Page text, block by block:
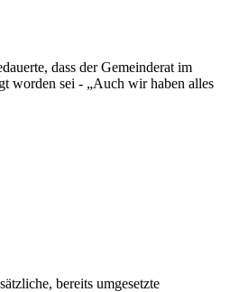
dass der Gemeinderat im
worden sei - „Auch wir haben alles
bereits umgesetzte